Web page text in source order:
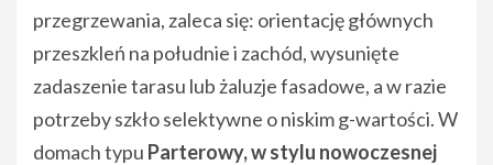
przegrzewania, zaleca się: orientację głównych
przeszkleń na południe i zachód, wysunięte
zadaszenie tarasu lub żaluzje fasadowe, a w razie
potrzeby szkło selektywne o niskim g-wartości. W
domach typu Parterowy, w stylu nowoczesnej